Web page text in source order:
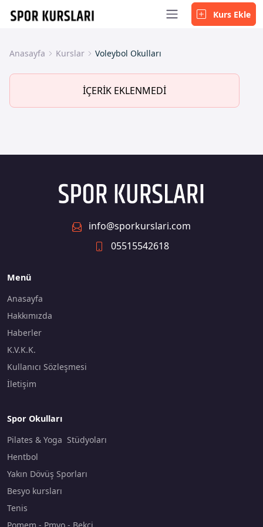
Kurs Ekle
Anasayfa Kurslar Voleybol Okulları
İÇERİK EKLENMEDİ
info@sporkurslari.com
05515542618
Menü
Anasayfa
Hakkımızda
Haberler
K.V.K.K.
Kullanıcı Sözleşmesi
İletişim
Spor Okulları
Pilates & Yoga Stüdyoları
Hentbol
Yakın Dövüş Sporları
Besyo kursları
Tenis